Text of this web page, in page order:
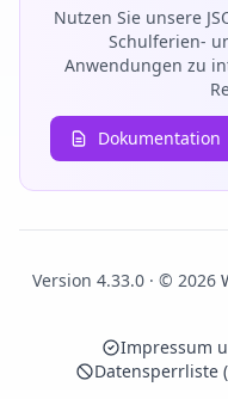
Nutzen Sie unsere
Schulferien-
Anwendungen zu
Dokumentation
Version 4.33.0 · © 2026
Impressum
Datensperrliste